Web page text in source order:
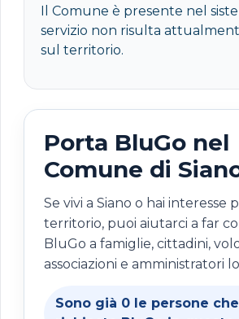
Il Comune è presente nel
servizio non risulta
sul territorio.
Porta BluGo nel
Comune di
Se vivi a Siano o hai interesse
territorio, puoi aiutarci a far
BluGo a famiglie, cittadini,
associazioni e amministratori
Sono già 0 le persone